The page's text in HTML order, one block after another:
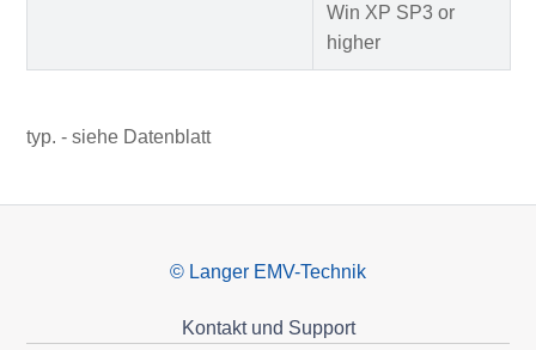
Win XP SP3 or
higher
typ. - siehe Datenblatt
© Langer EMV-Technik
Kontakt und Support